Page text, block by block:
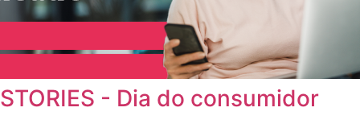
STORIES - Dia do consumidor